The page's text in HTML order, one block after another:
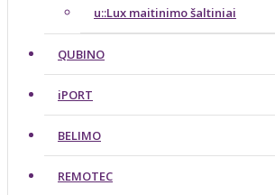
u::Lux maitinimo šaltiniai
QUBINO
iPORT
BELIMO
REMOTEC